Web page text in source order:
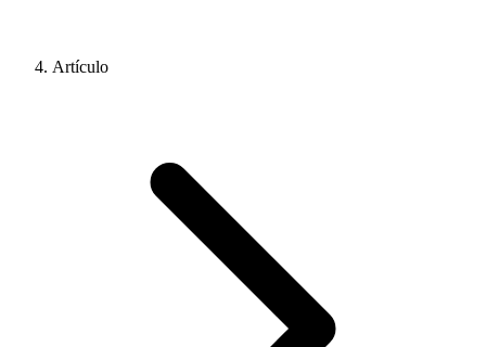
Artículo